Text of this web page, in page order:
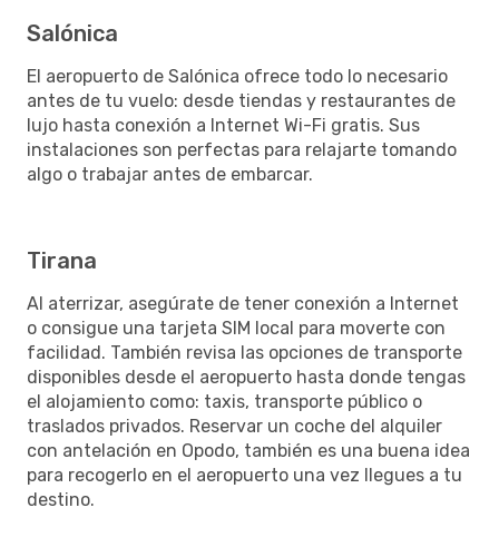
Salónica
El aeropuerto de Salónica ofrece todo lo necesario
antes de tu vuelo: desde tiendas y restaurantes de
lujo hasta conexión a Internet Wi-Fi gratis. Sus
instalaciones son perfectas para relajarte tomando
algo o trabajar antes de embarcar.
Tirana
Al aterrizar, asegúrate de tener conexión a Internet
o consigue una tarjeta SIM local para moverte con
facilidad. También revisa las opciones de transporte
disponibles desde el aeropuerto hasta donde tengas
el alojamiento como: taxis, transporte público o
traslados privados. Reservar un coche del alquiler
con antelación en Opodo, también es una buena idea
para recogerlo en el aeropuerto una vez llegues a tu
destino.